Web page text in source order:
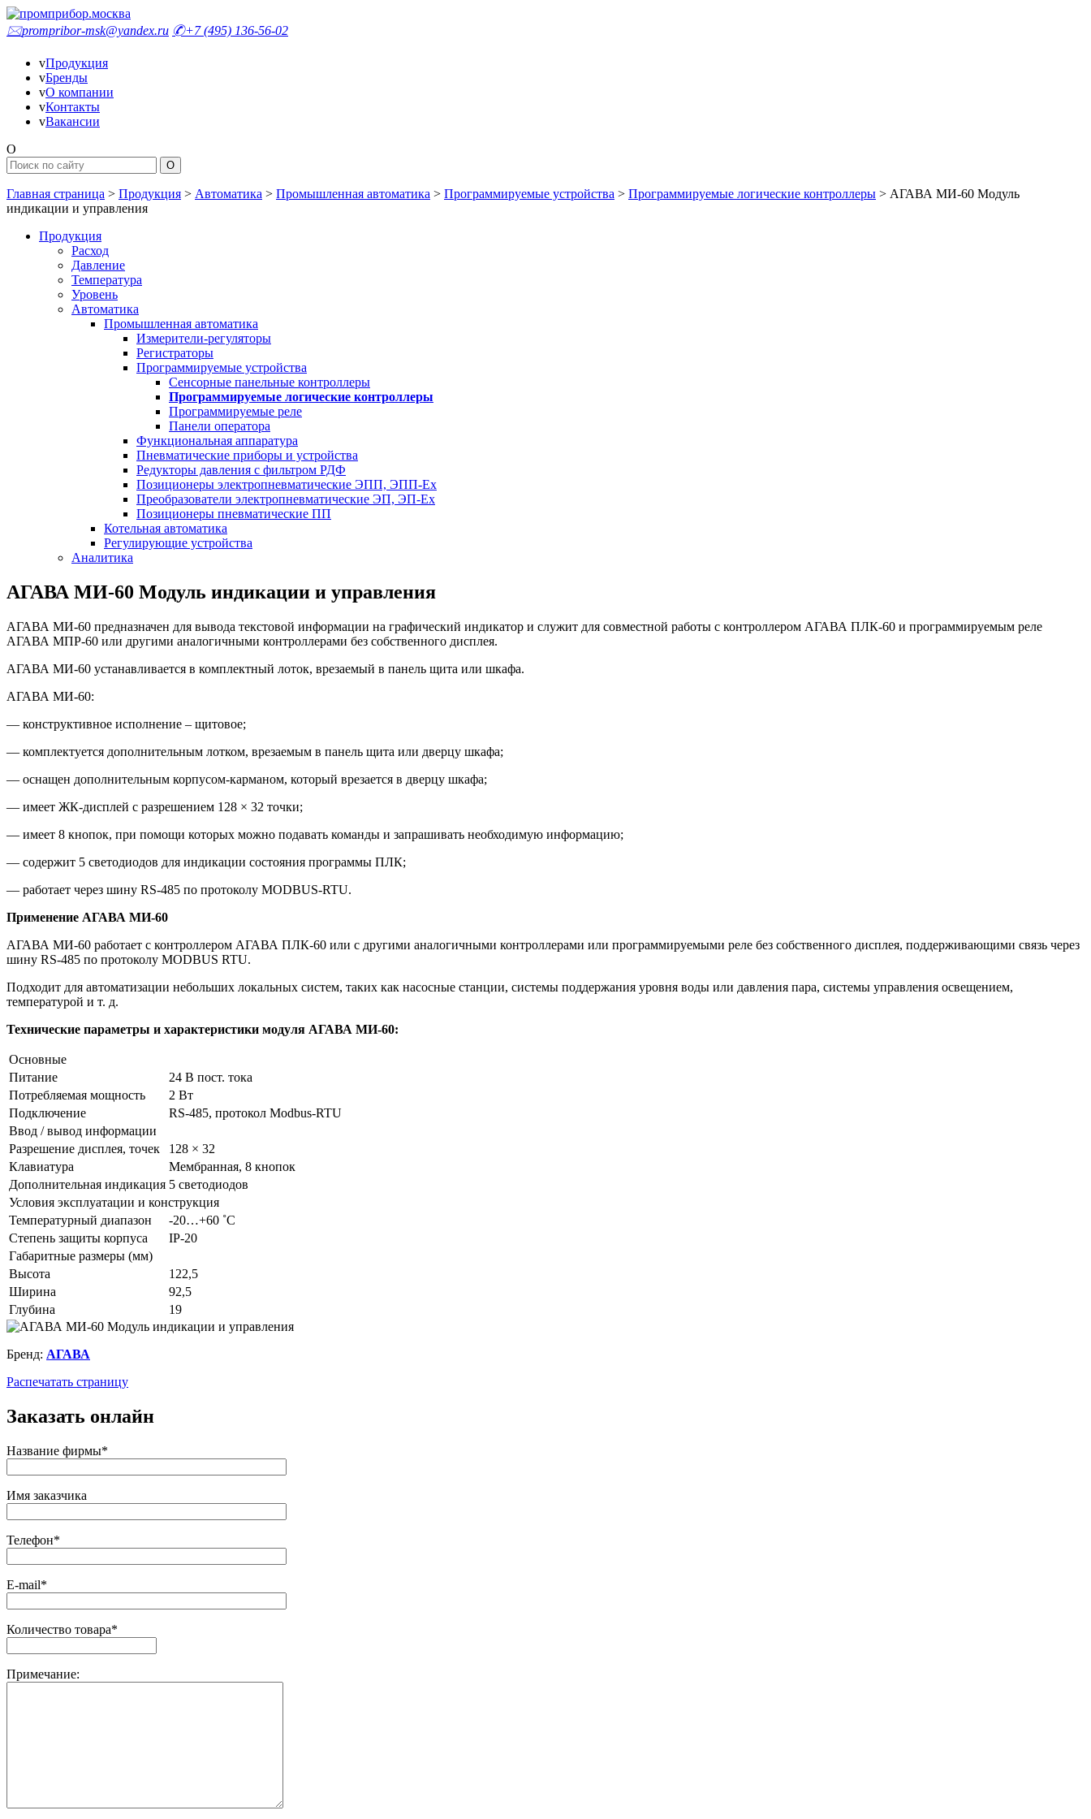
🖂prompribor-msk@yandex.ru ✆+7 (495) 136-56-02
vПродукция
vБренды
vО компании
vКонтакты
vВакансии
O
Главная страница > Продукция > Автоматика > Промышленная автоматика > Программируемые устройства > Программируемые логические контроллеры > АГАВА МИ-60 Модуль
индикации и управления
Продукция
Расход
Давление
Температура
Уровень
Автоматика
Промышленная автоматика
Измерители-регуляторы
Регистраторы
Программируемые устройства
Сенсорные панельные контроллеры
Программируемые логические контроллеры
Программируемые реле
Панели оператора
Функциональная аппаратура
Пневматические приборы и устройства
Редукторы давления с фильтром РДФ
Позиционеры электропневматические ЭПП, ЭПП-Ех
Преобразователи электропневматические ЭП, ЭП-Ех
Позиционеры пневматические ПП
Котельная автоматика
Регулирующие устройства
Аналитика
АГАВА МИ-60 Модуль индикации и управления
АГАВА МИ-60 предназначен для вывода текстовой информации на графический индикатор и служит для совместной работы с контроллером АГАВА ПЛК-60 и программируемым реле
АГАВА МПР-60 или другими аналогичными контроллерами без собственного дисплея.
АГАВА МИ-60 устанавливается в комплектный лоток, врезаемый в панель щита или шкафа.
АГАВА МИ-60:
— конструктивное исполнение – щитовое;
— комплектуется дополнительным лотком, врезаемым в панель щита или дверцу шкафа;
— оснащен дополнительным корпусом-карманом, который врезается в дверцу шкафа;
— имеет ЖК-дисплей с разрешением 128 × 32 точки;
— имеет 8 кнопок, при помощи которых можно подавать команды и запрашивать необходимую информацию;
— содержит 5 светодиодов для индикации состояния программы ПЛК;
— работает через шину RS-485 по протоколу MODBUS-RTU.
Применение АГАВА МИ-60
АГАВА МИ-60 работает с контроллером АГАВА ПЛК-60 или с другими аналогичными контроллерами или программируемыми реле без собственного дисплея, поддерживающими связь через
шину RS-485 по протоколу MODBUS RTU.
Подходит для автоматизации небольших локальных систем, таких как насосные станции, системы поддержания уровня воды или давления пара, системы управления освещением,
температурой и т. д.
Технические параметры и характеристики модуля АГАВА МИ-60:
Основные
Питание
24 В пост. тока
Потребляемая мощность
2 Вт
Подключение
RS-485, протокол Modbus-RTU
Ввод / вывод информации
Разрешение дисплея, точек
128 × 32
Клавиатура
Мембранная, 8 кнопок
Дополнительная индикация 5 светодиодов
Условия эксплуатации и конструкция
Температурный диапазон
-20…+60 ˚C
Степень защиты корпуса
IP-20
Габаритные размеры (мм)
Высота
122,5
Ширина
92,5
Глубина
19
Бренд: АГАВА
Распечатать страницу
Заказать онлайн
Название фирмы*
Имя заказчика
Телефон*
E-mail*
Количество товара*
Примечание: